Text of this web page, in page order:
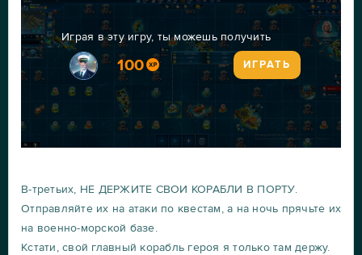
Играя в эту игру, ты можешь получить
100 ИГРАТЬ
В-третьих, НЕ ДЕРЖИТЕ СВОИ КОРАБЛИ В ПОРТУ.
Отправляйте их на атаки по квестам, а на ночь прячьте их
на военно-морской базе.
Кстати, свой главный корабль героя я только там держу.